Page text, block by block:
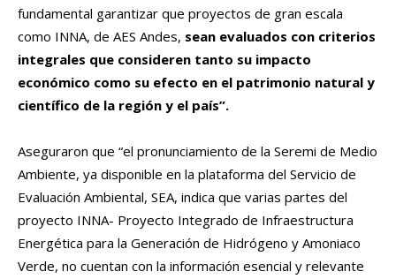
fundamental garantizar que proyectos de gran escala
como INNA, de AES Andes, sean evaluados con criterios
integrales que consideren tanto su impacto
económico como su efecto en el patrimonio natural y
científico de la región y el país”.
Aseguraron que “el pronunciamiento de la Seremi de Medio
Ambiente, ya disponible en la plataforma del Servicio de
Evaluación Ambiental, SEA, indica que varias partes del
proyecto INNA- Proyecto Integrado de Infraestructura
Energética para la Generación de Hidrógeno y Amoniaco
Verde, no cuentan con la información esencial y relevante